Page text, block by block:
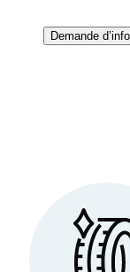
Demande d’info